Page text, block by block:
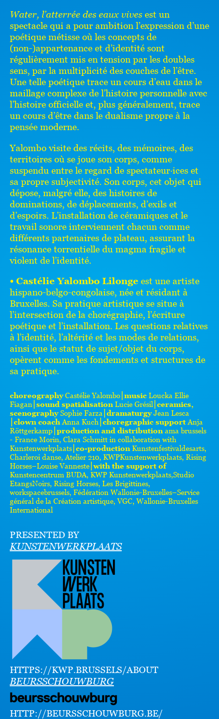
Water, l’atterrée des eaux vives est un
spectacle qui a pour ambition l’expression d’une
poétique métisse où les concepts de
(non-)appartenance et d’identité sont
régulièrement mis en tension par les doubles
sens, par la multiplicité des couches de l’être.
Une telle poétique trace un cours d’eau dans le
maillage complexe de l’histoire personnelle avec
l’histoire officielle et, plus généralement, trace
un cours d’être dans le dualisme propre à la
pensée moderne.
Yalombo visite des récits, des mémoires, des
territoires où se joue son corps, comme
suspendu entre le regard de spectateur·ices et
sa propre subjectivité. Son corps, cet objet qui
dépose, malgré elle, des histoires de
dominations, de déplacements, d’exils et
d’espoirs. L’installation de céramiques et le
travail sonore interviennent chacun comme
différents partenaires de plateau, assurant la
résonance torrentielle du magma fragile et
violent de l’identité.
• Castélie Yalombo Lilonge est une artiste
hispano-belgo-congolaise, née et résidant à
Bruxelles. Sa pratique artistique se situe à
l’intersection de la chorégraphie, l’écriture
poétique et l’installation. Les questions relatives
à l’identité, l’altérité et les modes de relations,
ainsi que le statut de sujet/objet du corps,
opèrent comme les fondements et structures de
sa pratique.
choreographyCastélie Yalombo⎮ music Loucka Ellie
Fiagan⎮ sound spatialisation Lucie Grésil⎮ ceramics,
scenographySophie Farza⎮ dramaturgyJean Lesca
clown coach Anna Kuch⎮ choregraphic support Anja
Röttgerkamp⎮ production and distribution ama brussels
- France Morin, Clara Schmitt in collaboration with
Kunstenwerkplaats⎮ co-production Kunstenfestivaldesarts,
Charleroi danse, Atelier 210, KWPKunstenwerkplaats, Rising
Horses–Louise Vanneste⎮with the support of
Kunstencentrum BUDA, KWP Kunstenwerkplaats,Studio
EtangsNoirs, Rising Horses, Les Brigittines,
workspacebrussels, Fédération Wallonie-Bruxelles–Service
général de la Création artistique, VGC, Wallonie-Bruxelles
International
PRESENTED BY
KUNSTENWERKPLAATS
HTTPS://KWP.BRUSSELS/ABOUT
BEURSSCHOUWBURG
HTTP://BEURSSCHOUWBURG.BE/